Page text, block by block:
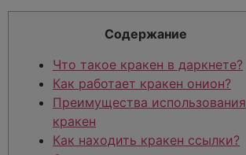
Содержание
Что такое кракен в даркнете?
Как работает кракен онион?
Преимущества использования
кракен
Как находить кракен ссылки?